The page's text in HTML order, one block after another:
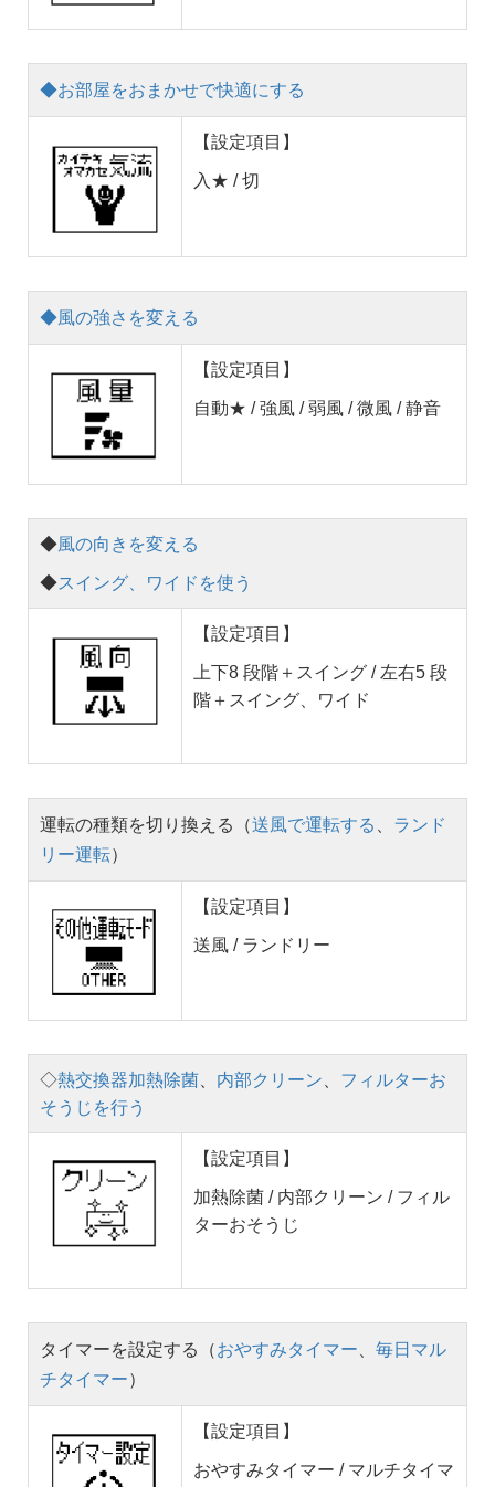
◆お部屋をおまかせで快適にする
【設定項目】
入★ / 切
◆風の強さを変える
【設定項目】
自動★ / 強風 / 弱風 / 微風 / 静音
◆風の向きを変える
◆スイング、ワイドを使う
【設定項目】
上下8 段階＋スイング / 左右5 段
階＋スイング、ワイド
運転の種類を切り換える（送風で運転する
ランド
リー運転）
【設定項目】
送風 / ランドリー
◇熱交換器加熱除菌 内部クリーン
フィルターお
そうじを行う
【設定項目】
加熱除菌 / 内部クリーン / フィル
ターおそうじ
タイマーを設定する（おやすみタイマー
毎日マル
チタイマー）
【設定項目】
おやすみタイマー / マルチタイマ